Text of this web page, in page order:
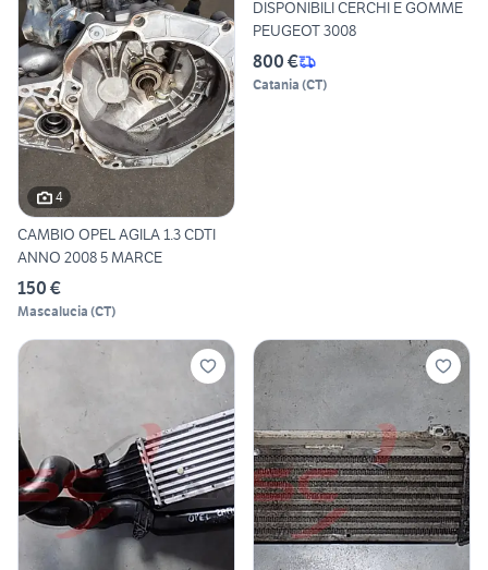
4
CAMBIO OPEL AGILA 1.3 CDTI
ANNO 2008 5 MARCE
150 €
Mascalucia (CT)
DISPONIBILI CERCHI E GOMME
PEUGEOT 3008
800 €
Catania (CT)